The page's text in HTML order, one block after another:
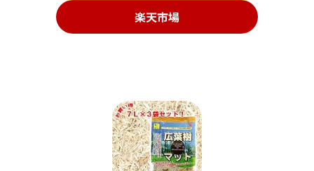
楽天市場